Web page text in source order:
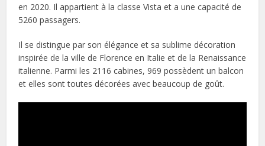
en 2020. Il appartient à la classe Vista et a une capacité de
5260 passagers.
Il se distingue par son élégance et sa sublime décoration
inspirée de la ville de Florence en Italie et de la Renaissance
italienne. Parmi les 2116 cabines, 969 possèdent un balcon
et elles sont toutes décorées avec beaucoup de goût.